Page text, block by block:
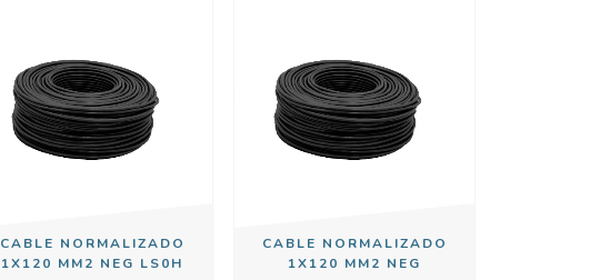
CABLE NORMALIZADO
1X120 MM2 NEG LS0H
CABLE NORMALIZADO
1X120 MM2 NEG